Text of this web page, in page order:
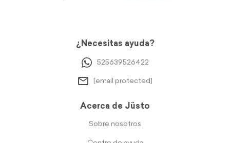
¿Necesitas ayuda?
525639526422
[email protected]
Acerca de Jüsto
Sobre nosotros